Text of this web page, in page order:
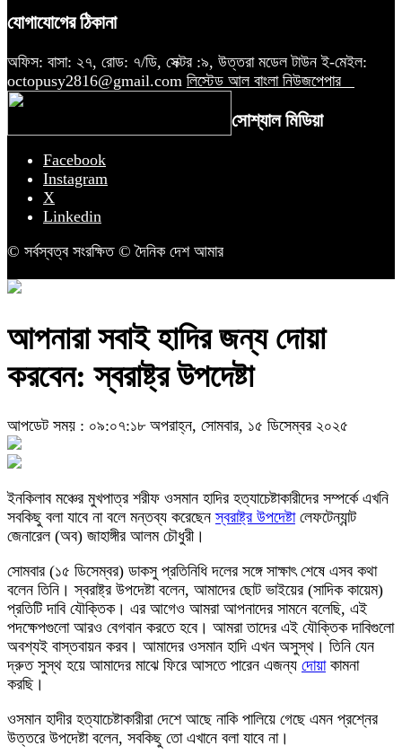
যোগাযোগের ঠিকানা
অফিস: বাসা: ২৭, রোড: ৭/ডি, সেক্টর :৯, উত্তরা মডেল টাউন ই-মেইল:
octopusy2816@gmail.com লিস্টেড আল বাংলা নিউজপেপার
সোশ্যাল মিডিয়া
Facebook
Instagram
X
Linkedin
© সর্বস্বত্ব সংরক্ষিত © দৈনিক দেশ আমার
আপনারা সবাই হাদির জন্য দোয়া
করবেন: স্বরাষ্ট্র উপদেষ্টা
আপডেট সময় : ০৯:০৭:১৮ অপরাহ্ন, সোমবার, ১৫ ডিসেম্বর ২০২৫
ইনকিলাব মঞ্চের মুখপাত্র শরীফ ওসমান হাদির হত্যাচেষ্টাকারীদের সম্পর্কে এখনি
সবকিছু বলা যাবে না বলে মন্তব্য করেছেনস্বরাষ্ট্র উপদেষ্টালেফটেন্যান্ট
জেনারেল (অব) জাহাঙ্গীর আলম চৌধুরী।
সোমবার (১৫ ডিসেম্বর) ডাকসু প্রতিনিধি দলের সঙ্গে সাক্ষাৎ শেষে এসব কথা
বলেন তিনি। স্বরাষ্ট্র উপদেষ্টা বলেন, আমাদের ছোট ভাইয়ের (সাদিক কায়েম)
প্রতিটি দাবি যৌক্তিক। এর আগেও আমরা আপনাদের সামনে বলেছি, এই
পদক্ষেপগুলো আরও বেগবান করতে হবে। আমরা তাদের এই যৌক্তিক দাবিগুলো
অবশ্যই বাস্তবায়ন করব। আমাদের ওসমান হাদি এখন অসুস্থ। তিনি যেন
দ্রুত সুস্থ হয়ে আমাদের মাঝে ফিরে আসতে পারেন এজন্য দোয়াকামনা
করছি।
ওসমান হাদীর হত্যাচেষ্টাকারীরা দেশে আছে নাকি পালিয়ে গেছে এমন প্রশ্নের
উত্তরে উপদেষ্টা বলেন, সবকিছু তো এখানে বলা যাবে না।